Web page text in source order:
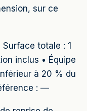
sur ce
totale : 1
inclus • Équipe
à 20 % du
: —